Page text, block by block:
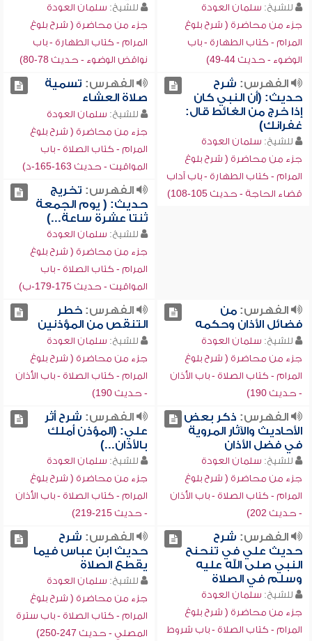
للشيخ: سلمان العودة
جزء من محاضرة ( شرح بلوغ
المرام - كتاب الطهارة - باب
الوضوء - حديث 44-49)
للشيخ: سلمان العودة
جزء من محاضرة ( شرح بلوغ
المرام - كتاب الطهارة - باب
نواقض الوضوء - حديث 78-80)
الفهرس: شرح
حديث: (أن النبي كان
إذا خرج من الغائط قال:
غفرانك)
للشيخ: سلمان العودة
جزء من محاضرة ( شرح بلوغ
المرام - كتاب الطهارة - باب آداب
قضاء الحاجة - حديث 105-108)
الفهرس: تسمية
صلاة العشاء
للشيخ: سلمان العودة
جزء من محاضرة ( شرح بلوغ
المرام - كتاب الصلاة - باب
المواقيت - حديث 163-165-د)
الفهرس: تخريج
حديث: ( يوم الجمعة
ثنتا عشرة ساعة...)
للشيخ: سلمان العودة
جزء من محاضرة ( شرح بلوغ
المرام - كتاب الصلاة - باب
المواقيت - حديث 175-179-ب)
الفهرس:من
فضائل الأذان وحكمه
للشيخ: سلمان العودة
جزء من محاضرة ( شرح بلوغ
المرام - كتاب الصلاة - باب الأذان
- حديث 190)
الفهرس:خطر
التنقص من المؤذنين
للشيخ: سلمان العودة
جزء من محاضرة ( شرح بلوغ
المرام - كتاب الصلاة - باب الأذان
- حديث 190)
الفهرس: ذكر بعض
الأحاديث والآثار المروية
في فضل الأذان
للشيخ: سلمان العودة
جزء من محاضرة ( شرح بلوغ
المرام - كتاب الصلاة - باب الأذان
- حديث 202)
الفهرس: شرح أثر
علي: (المؤذن أملك
بالأذان...)
للشيخ: سلمان العودة
جزء من محاضرة ( شرح بلوغ
المرام - كتاب الصلاة - باب الأذان
- حديث 215-219)
الفهرس: شرح
حديث علي في تنحنح
النبي صلى الله عليه
وسلم في الصلاة
للشيخ: سلمان العودة
جزء من محاضرة ( شرح بلوغ
المرام - كتاب الصلاة - باب شروط
الفهرس: شرح
حديث ابن عباس فيما
يقطع الصلاة
للشيخ: سلمان العودة
جزء من محاضرة ( شرح بلوغ
المرام - كتاب الصلاة - باب سترة
المصلي - حديث 247-250)